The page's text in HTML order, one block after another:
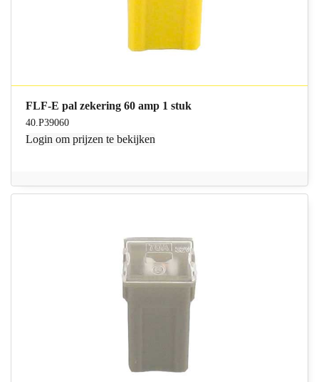
FLF-E pal zekering 60 amp 1 stuk
40.P39060
Login om prijzen te bekijken